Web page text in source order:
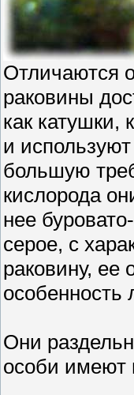
Отличаются
раковины
как катушки,
и
большую
кислорода
нее
серое, с
раковину, ее
особенность
Они
особи имеют